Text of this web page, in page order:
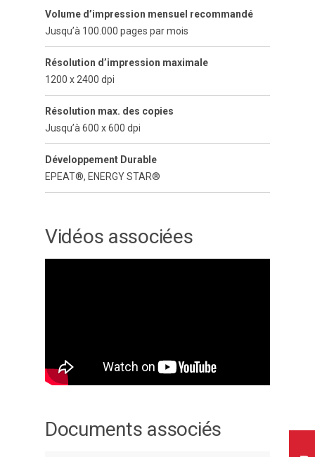
Volume d’impression mensuel recommandé
Jusqu’à 100.000 pages par mois
Résolution d’impression maximale
1200 x 2400 dpi
Résolution max. des copies
Jusqu’à 600 x 600 dpi
Développement Durable
EPEAT®, ENERGY STAR®
Vidéos associées
Documents associés